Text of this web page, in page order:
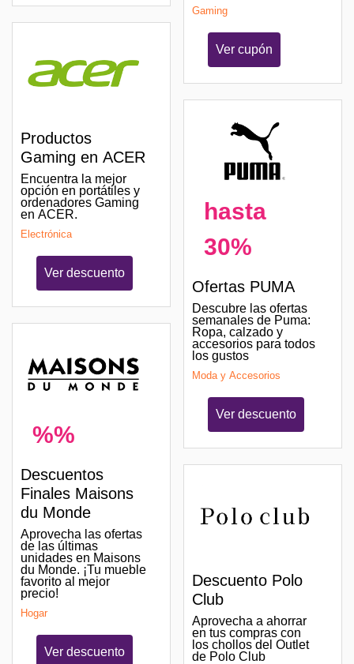
Productos
Gaming en ACER
Encuentra la mejor
opción en portátiles y
ordenadores Gaming
en ACER.
Electrónica
Ver descuento
%%
Descuentos
Finales Maisons
du Monde
Aprovecha las ofertas
de las últimas
unidades en Maisons
du Monde. ¡Tu mueble
favorito al mejor
precio!
Hogar
Ver descuento
Gaming
Ver cupón
hasta
30%
Ofertas PUMA
Descubre las ofertas
semanales de Puma:
Ropa, calzado y
accesorios para todos
los gustos
Moda y Accesorios
Ver descuento
Descuento Polo
Club
Aprovecha a ahorrar
en tus compras con
los chollos del Outlet
de Polo Club